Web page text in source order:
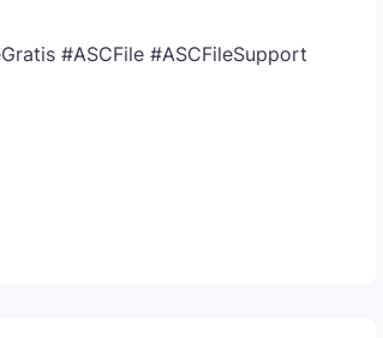
#ASCFile #ASCFileSupport